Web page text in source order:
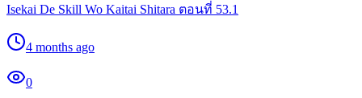
Isekai De Skill Wo Kaitai Shitara ตอนที่ 53.1
4 months ago
0